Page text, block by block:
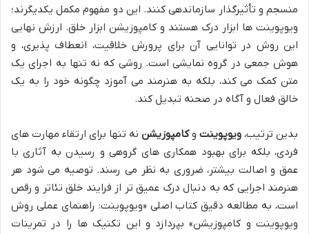
منسجم و تأثیرگذار سازماندهی کنند. این دو مفهوم مکمل یکدیگرند؛
ویوپوینت ها ابزار درک هستند و کامپوزیشن ابزار خلق. ارزش نهایی
این روش در توانایی آن برای پرورش خلاقیت، انعطاف پذیری، و
هوش جمعی در گروه نمایشی است. روشی که نه تنها به اجرای یک
متن کمک می کند، بلکه به هنرمند می آموزد چگونه خود را به یک
خالق فعال و آگاه در صحنه تبدیل کند.
بدین ترتیب، ویوپوینت وکامپوزیشن نه تنها برای ارتقاء مهارت های
فردی، بلکه برای بهبود همکاری های گروهی و رسیدن به آثاری با
عمق و اصالت بیشتر، ضروری به نظر می رسند. توصیه می شود هر
هنرمند اجرایی که به دنبال درک عمیق تر از فرایند خلق تئاتر و رقص
است، به مطالعه دقیق کتاب اصلی «ویوپوینت: راهنمای عملی روش
ویوپوینت و کامپوزیشن» بپردازد و این تکنیک ها را در تمرینات